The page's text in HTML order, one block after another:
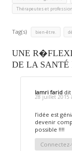
Thérapeutes et
Tag(s) bien-être.
UNE
DE LA SANTÉ
lamri farid dit
28 juillet 2015
l’idée est
devenir
possible !!!!